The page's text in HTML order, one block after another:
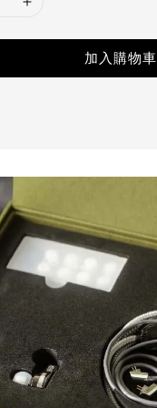
加入購物車